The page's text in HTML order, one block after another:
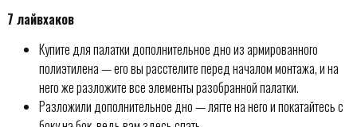
7 лайвхаков
Купите для палатки дополнительное дно из армированного
полиэтилена — его вы расстелите перед началом монтажа, и на
него же разложите все элементы разобранной палатки.
Разложили дополнительное дно — лягте на него и покатайтесь с